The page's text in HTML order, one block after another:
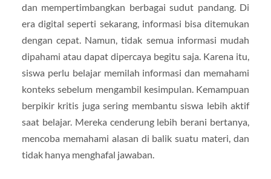
dan mempertimbangkan berbagai sudut pandang. Di
era digital seperti sekarang, informasi bisa ditemukan
dengan cepat. Namun, tidak semua informasi mudah
dipahami atau dapat dipercaya begitu saja. Karena itu,
siswa perlu belajar memilah informasi dan memahami
konteks sebelum mengambil kesimpulan. Kemampuan
berpikir kritis juga sering membantu siswa lebih aktif
saat belajar. Mereka cenderung lebih berani bertanya,
mencoba memahami alasan di balik suatu materi, dan
tidak hanya menghafal jawaban.